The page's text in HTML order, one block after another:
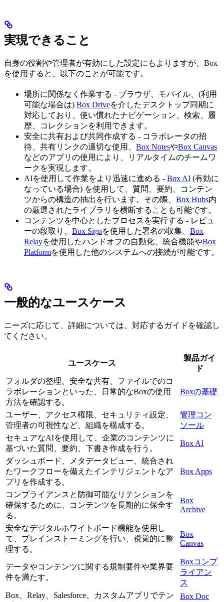
実現できること
自身の役割や管理者が有効にした設定にもよりますが、Box
を使用すると、以下のことが可能です。
場所に関係なく作業する - ブラウザ、モバイル、(利用
可能な場合は) Box Driveを介したデスクトップ同期に
対応しており、使い慣れたナビゲーション、検索、履
歴、コレクションを利用できます。
安全に共有および共同作成する - コラボレータの招
待、共有リンクの適切な使用、 Box NotesやBox Canvas
などのアプリの使用により、リアルタイムのチームワ
ークを実現します。
AIを使用して作業をより迅速に進める - Box AI (有効に
なっている場合) を使用して、質問、要約、コンテン
ツからの構造の抽出を行います。その際、 Box Hubs内
の厳選されたライブラリを横断することも可能です。
コンテンツを中心としたプロセスを実行する - レビュ
ーの段取り、 Box Signを使用した署名の収集、 Box
Relayを使用したハンドオフの自動化、統合機能やBox
Platformを使用した他のシステムへの接続が可能です。
一般的なユースケース
ニーズに応じて、詳細については、対応するガイドを確認し
てください。
ユースケース
製品ガイ
ド
フォルダの整理、安全な共有、ファイルでのコ
ラボレーションといった、日常的なBoxの使用
方法を確認する。
Boxの基礎
ユーザー、アクセス権限、セキュリティ設定、
管理者の可視性など、組織を構成する。
管理コン
ソール
セキュアなAIを使用して、企業のコンテンツに
基づいた質問、要約、下書き作成を行う。
Box AI
ダッシュボード、メタデータビュー、統合され
たワークフローを備えたインテリジェントなア
プリを作成する。
Box Apps
コンプライアンスと防御可能なリテンションを
確保するために、コンテンツを長期的に保全す
る。
Box
Archive
安全なデジタルホワイトボード機能を使用し
て、ブレインストーミングを行い、視覚的に整
理する。
Box
Canvas
データやコンテンツに関する規制要件や業界要
件を満たす。
Boxコンプ
ライアン
ス
Box、Relay、Salesforce、カスタムアプリでテン
Box Doc